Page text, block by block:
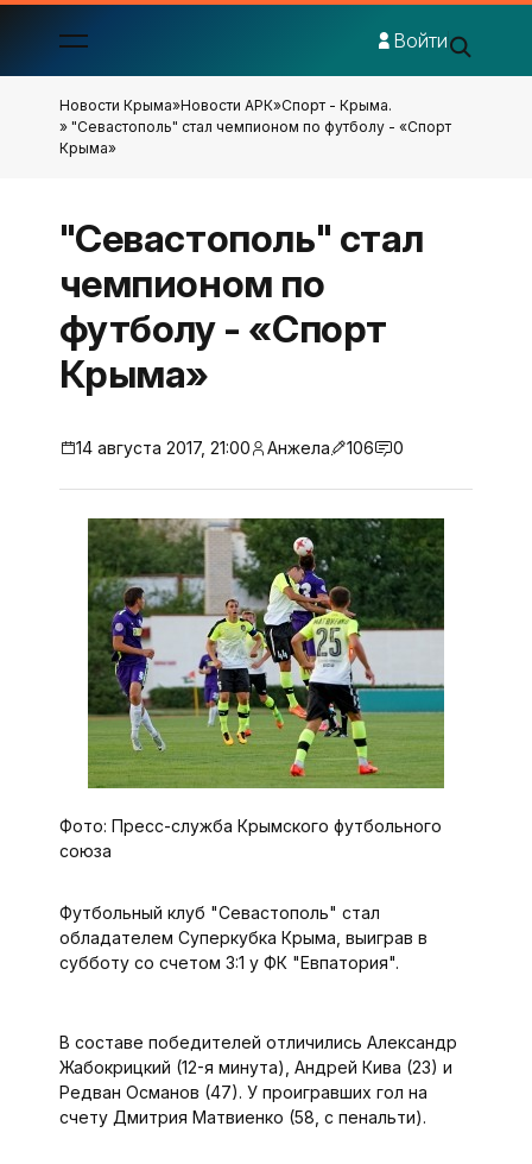
Войти
Новости Крыма»Новости АРК»Спорт - Крыма.
» "Севастополь" стал чемпионом по футболу - «Спорт
Крыма»
"Севастополь" стал
чемпионом по
футболу - «Спорт
Крыма»
14 августа 2017, 21:00 Анжела 106 0
Фото: Пресс-служба Крымского футбольного
союза
Футбольный клуб "Севастополь" стал
обладателем Суперкубка Крыма, выиграв в
субботу со счетом 3:1 у ФК "Евпатория".
В составе победителей отличились Александр
Жабокрицкий (12-я минута), Андрей Кива (23) и
Редван Османов (47). У проигравших гол на
счету Дмитрия Матвиенко (58, с пенальти).